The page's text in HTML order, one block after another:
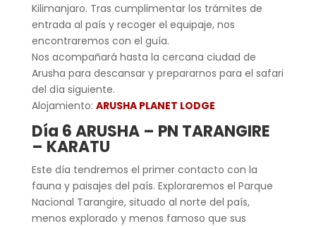
Kilimanjaro. Tras cumplimentar los trámites de
entrada al país y recoger el equipaje, nos
encontraremos con el guía.
Nos acompañará hasta la cercana ciudad de
Arusha para descansar y prepararnos para el safari
del día siguiente.
Alojamiento: ARUSHA PLANET LODGE
Día 6 ARUSHA – PN TARANGIRE
– KARATU
Este día tendremos el primer contacto con la
fauna y paisajes del país. Exploraremos el Parque
Nacional Tarangire, situado al norte del país,
menos explorado y menos famoso que sus